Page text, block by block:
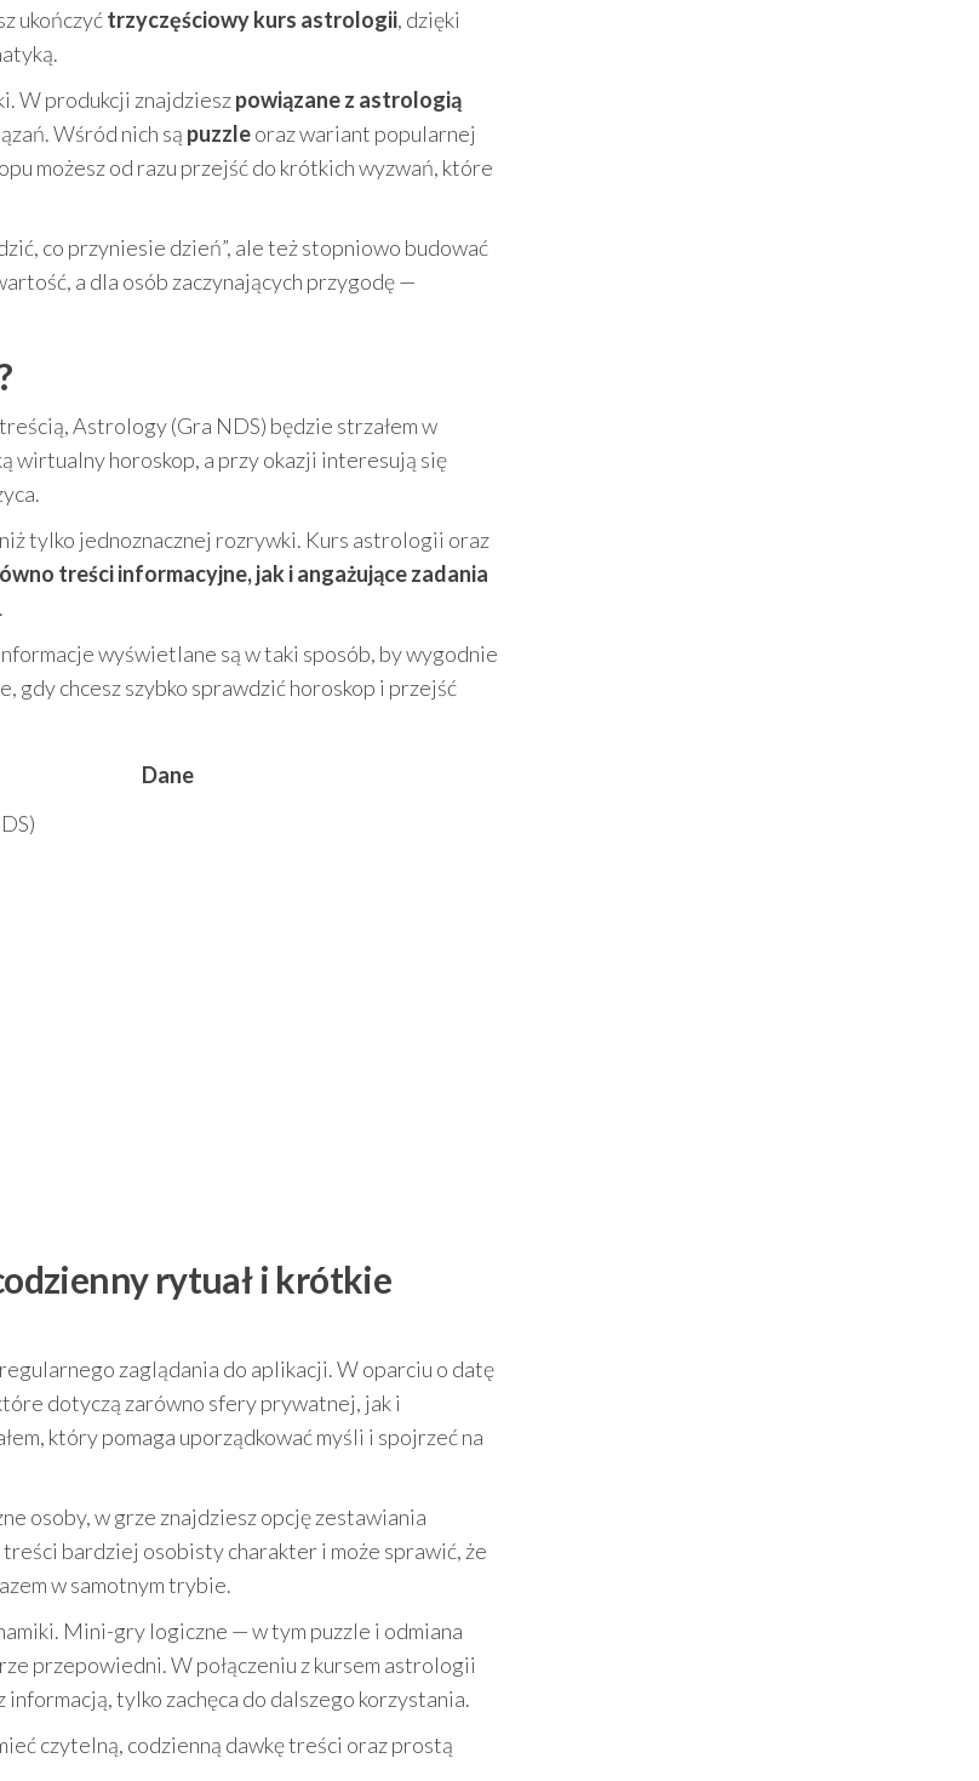
ukończyćtrzyczęściowy kurs astrologii, dzięki
W produkcji znajdzieszpowiązane z astrologią
Wśród nich są puzzleoraz wariant popularnej
możesz od razu przejść do krótkich wyzwań, które
co przyniesie dzień”, ale też stopniowo budować
a dla osób zaczynających przygodę —
Astrology (Gra NDS) będzie strzałem w
wirtualny horoskop, a przy okazji interesują się
tylko jednoznacznej rozrywki. Kurs astrologii oraz
treści informacyjne, jak i angażujące zadania
wyświetlane są w taki sposób, by wygodnie
gdy chcesz szybko sprawdzić horoskop i przejść
Dane
rytuał i krótkie
zaglądania do aplikacji. W oparciu o datę
dotyczą zarówno sfery prywatnej, jak i
który pomaga uporządkować myśli i spojrzeć na
osoby, w grze znajdziesz opcję zestawiania
bardziej osobisty charakter i może sprawić, że
w samotnym trybie.
Mini-gry logiczne — w tym puzzle i odmiana
przepowiedni. W połączeniu z kursem astrologii
tylko zachęca do dalszego korzystania.
czytelną, codzienną dawkę treści oraz prostą